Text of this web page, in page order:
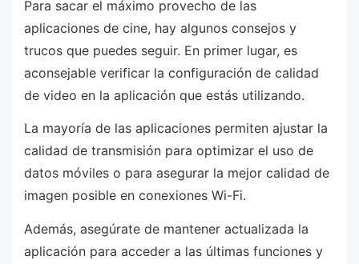
Para sacar el máximo provecho de las
aplicaciones de cine, hay algunos consejos y
trucos que puedes seguir. En primer lugar, es
aconsejable verificar la configuración de calidad
de video en la aplicación que estás utilizando.
La mayoría de las aplicaciones permiten ajustar la
calidad de transmisión para optimizar el uso de
datos móviles o para asegurar la mejor calidad de
imagen posible en conexiones Wi-Fi.
Además, asegúrate de mantener actualizada la
aplicación para acceder a las últimas funciones y